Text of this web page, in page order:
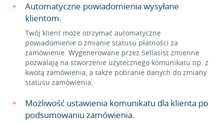
Automatyczne powiadomienia wysyłane
klientom.
Twój klient może otrzymać automatyczne
powiadomienie o zmianie statusu płatności za
zamówienie. Wygenerowane przez Sellasist zmienne
pozwalają na stworzenie użytecznego komunikatu np. z
kwotą zamówienia, a także pobranie danych do zmiany
statusu zamówienia.
Możliwość ustawienia komunikatu dla klienta po
podsumowaniu zamówienia.